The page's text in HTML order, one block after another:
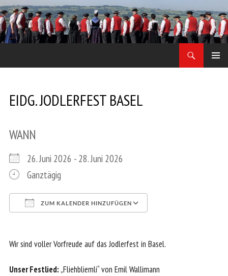
Zum
Inhalt
springen
EIDG. JODLERFEST BASEL
WANN
26. Juni 2026 - 28. Juni 2026
Ganztägig
ZUM KALENDER HINZUFÜGEN
Wir sind voller Vorfreude auf das Jodlerfest in Basel.
Unser Festlied:„Fliehbliemli“ von Emil Wallimann